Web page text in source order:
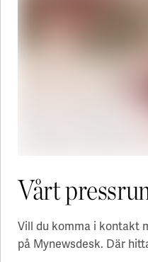
Vårt
Vill du komma i kontakt
på Mynewsdesk. Där